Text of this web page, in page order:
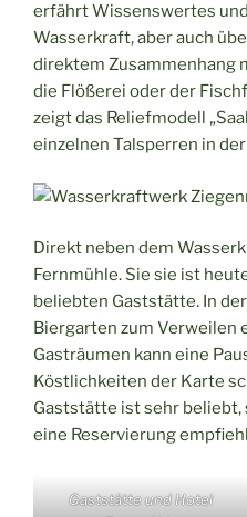
erfährt Wissenswertes
Wasserkraft, aber auch
direktem Zusammenhang
die Flößerei oder der
zeigt das Reliefmodell
einzelnen Talsperren in
Direkt neben dem
Fernmühle. Sie sie ist
beliebten Gaststätte. In
Biergarten zum Verweilen
Gasträumen kann eine
Köstlichkeiten der Karte
Gaststätte ist sehr beliebt,
eine Reservierung
Gaststätte und Hotel